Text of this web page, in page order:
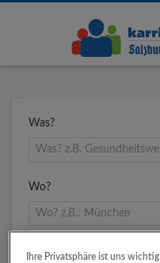
Was?
Wo?
Umkreis
Ihre Privatsphäre ist uns wichtig